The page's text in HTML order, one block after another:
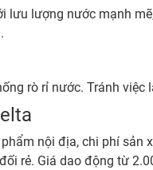
lưu lượng nước mạnh
rò rỉ nước. Tránh
nội địa, chi phí
rẻ. Giá dao động từ